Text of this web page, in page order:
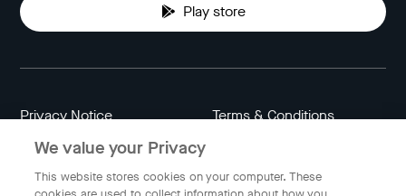
Play store
Privacy Notice Terms & Conditions
Data Attribution
We value your Privacy
This website stores cookies on your computer. These